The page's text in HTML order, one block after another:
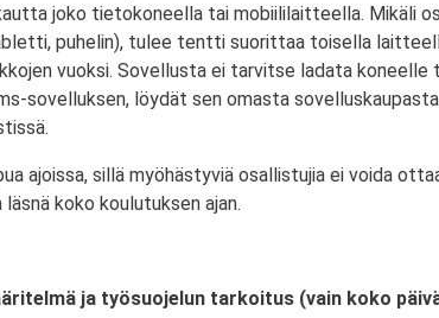
joko tietokoneella tai mobiililaitteella. Mikäli
puhelin), tulee tentti suorittaa toisella
vuoksi. Sovellusta ei tarvitse ladata koneelle
sovelluksen, löydät sen omasta
ajoissa, sillä myöhästyviä osallistujia ei voida
koko koulutuksen ajan.
ja työsuojelun tarkoitus (vain koko